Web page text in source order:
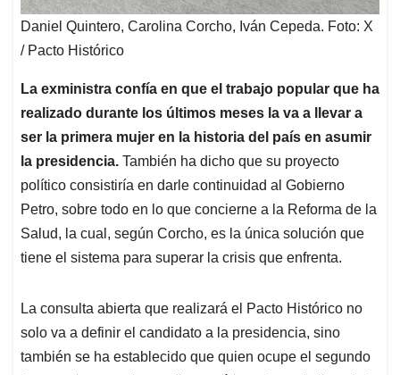
Daniel Quintero, Carolina Corcho, Iván Cepeda. Foto: X
/ Pacto Histórico
La exministra confía en que el trabajo popular que ha
realizado durante los últimos meses la va a llevar a
ser la primera mujer en la historia del país en asumir
la presidencia. También ha dicho que su proyecto
político consistiría en darle continuidad al Gobierno
Petro, sobre todo en lo que concierne a la Reforma de la
Salud, la cual, según Corcho, es la única solución que
tiene el sistema para superar la crisis que enfrenta.
La consulta abierta que realizará el Pacto Histórico no
solo va a definir el candidato a la presidencia, sino
también se ha establecido que quien ocupe el segundo